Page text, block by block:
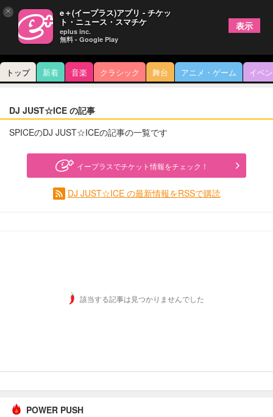
トップ 新着 音楽 クラシック 舞台 アニメ・ゲーム イベ
DJ JUST☆ICE の記事
SPICEのDJ JUST☆ICEの記事の一覧です
イープラスでチケット情報をチェック！
DJ JUST☆ICE の最新情報をRSSで購読
該当する記事は見つかりませんでした
POWER PUSH
× e＋(イープラス)アプリ - チケッ
ト・ニュース・スマチケ
eplus inc.
無料 - Google Play
表示